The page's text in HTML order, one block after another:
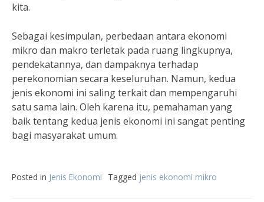
kita.
Sebagai kesimpulan, perbedaan antara ekonomi
mikro dan makro terletak pada ruang lingkupnya,
pendekatannya, dan dampaknya terhadap
perekonomian secara keseluruhan. Namun, kedua
jenis ekonomi ini saling terkait dan mempengaruhi
satu sama lain. Oleh karena itu, pemahaman yang
baik tentang kedua jenis ekonomi ini sangat penting
bagi masyarakat umum.
Posted in Jenis Ekonomi Tagged jenis ekonomi mikro